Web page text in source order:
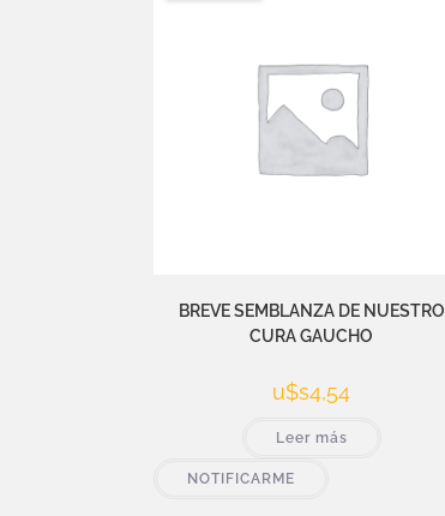
BREVE SEMBLANZA DE NUESTRO
CURA GAUCHO
u$s4,54
Leer más
NOTIFICARME